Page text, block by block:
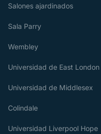
Salones ajardinados
Sala Parry
Wembley
Universidad de East London
Universidad de Middlesex
Colindale
Universidad Liverpool Hope